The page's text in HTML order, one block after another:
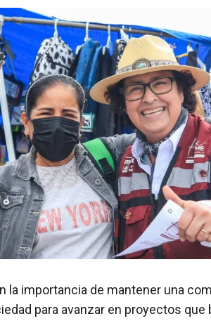
la importancia de mantener una
para avanzar en proyectos